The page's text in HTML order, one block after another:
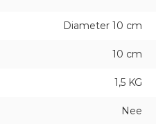
Diameter 10 cm
10 cm
1,5 KG
Nee